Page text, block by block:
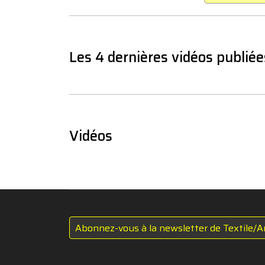
Les 4 dernières vidéos
Vidéos
Abonnez-vous à la newsletter de Textile/